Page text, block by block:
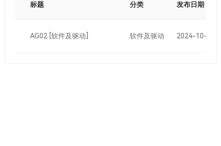
标题 分类 发布日期
AG02 [软件及驱动] 软件及驱动 2024-10-11